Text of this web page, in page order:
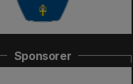
Sponsorer